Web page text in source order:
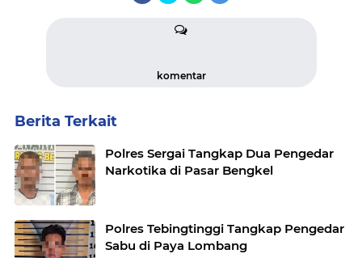
komentar
Berita Terkait
Polres Sergai Tangkap Dua Pengedar
Narkotika di Pasar Bengkel
Polres Tebingtinggi Tangkap Pengedar
Sabu di Paya Lombang